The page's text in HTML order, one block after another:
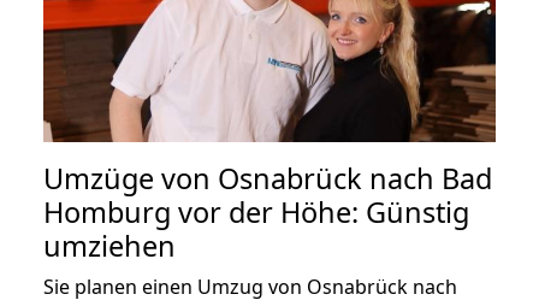
Umzüge von Osnabrück nach Bad
Homburg vor der Höhe: Günstig
umziehen
Sie planen einen Umzug von Osnabrück nach